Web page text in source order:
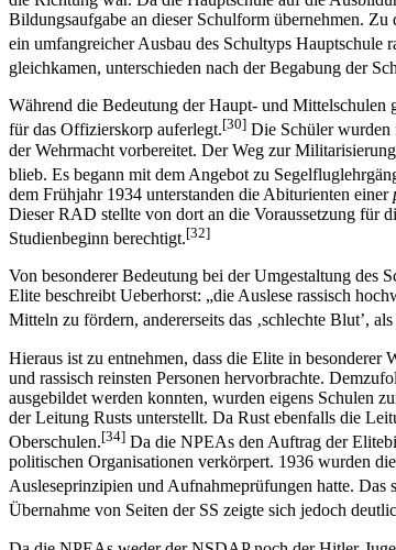
Bildungsaufgabe an dieser Schulform übernehmen.
ein umfangreicher Ausbau des Schultyps Hauptschule
gleichkamen, unterschieden nach der Begabung der
Während die Bedeutung der Haupt- und
für das Offizierskorp auferlegt.[30] Die Schüler wurden
der Wehrmacht vorbereitet. Der Weg zur
blieb. Es begann mit dem Angebot zu
dem Frühjahr 1934 unterstanden die Abiturienten einer
Dieser RAD stellte von dort an die Voraussetzung für
Studienbeginn berechtigt.[32]
Von besonderer Bedeutung bei der Umgestaltung des
Elite beschreibt Ueberhorst: „die Auslese rassisch
Mitteln zu fördern, andererseits das ‚schlechte Blut’,
Hieraus ist zu entnehmen, dass die Elite in besonderer
und rassisch reinsten Personen hervorbrachte.
ausgebildet werden konnten, wurden eigens Schulen
der Leitung Rusts unterstellt. Da Rust ebenfalls die
Oberschulen.[34] Da die NPEAs den Auftrag der
politischen Organisationen verkörpert. 1936 wurden
Ausleseprinzipien und Aufnahmeprüfungen hatte.
Übernahme von Seiten der SS zeigte sich jedoch